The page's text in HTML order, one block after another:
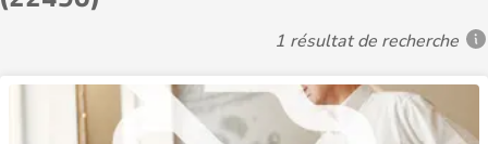
1 résultat de recherche